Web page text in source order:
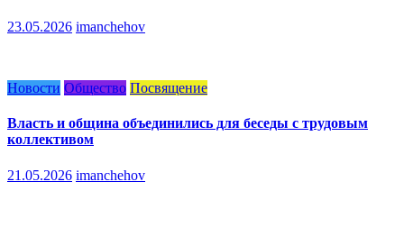
23.05.2026 imanchehov
Новости Общество Посвящение
Власть и община объединились для беседы с трудовым
коллективом
21.05.2026 imanchehov